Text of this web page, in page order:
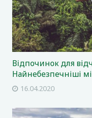
Відпочинок для
Найнебезпечніші
16.04.2020